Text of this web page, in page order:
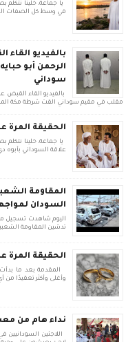
يا جماعة، خلينا
في وسط كل الصفات
بالفيديو
الرحمن أبو
سوداني
بالفيديو القاء القبض
مقلب في مقيم سوداني القت شرطة مكة
الحقيقة المرة
يا جماعة، خلينا
علاقة السوداني
المقاومة
السودان
اليوم شاهدت تسجيل
تدشين المقاومة
الحقيقة المرة
وأغلى وأكثر تعقيدًا
نداء هام من